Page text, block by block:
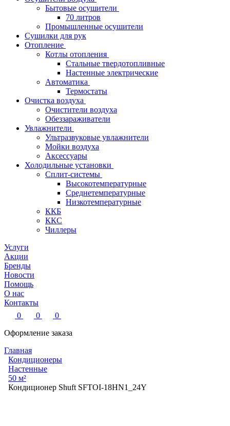
Бытовые осушители
70 литров
Промышленные осушители
Сушилки для рук
Отопление
Котлы отопления
Стальные твердотопливные
Настенные электрические
Автоматика
Термостаты
Очистка воздуха
Очистители воздуха
Обеззараживатели
Увлажнители
Ультразвуковые увлажнители
Мойки воздуха
Аксессуары
Холодильные установки
Сплит-системы
Высокотемпературные
Среднетемпературные
Низкотемпературные
ККБ
ККС
Чиллеры
Услуги
Акции
Бренды
Новости
Помощь
О нас
Контакты
0
0
0
Оформление заказа
Главная
Кондиционеры
Настенные
50 м²
Кондиционер Shuft SFTOI-18HN1_24Y